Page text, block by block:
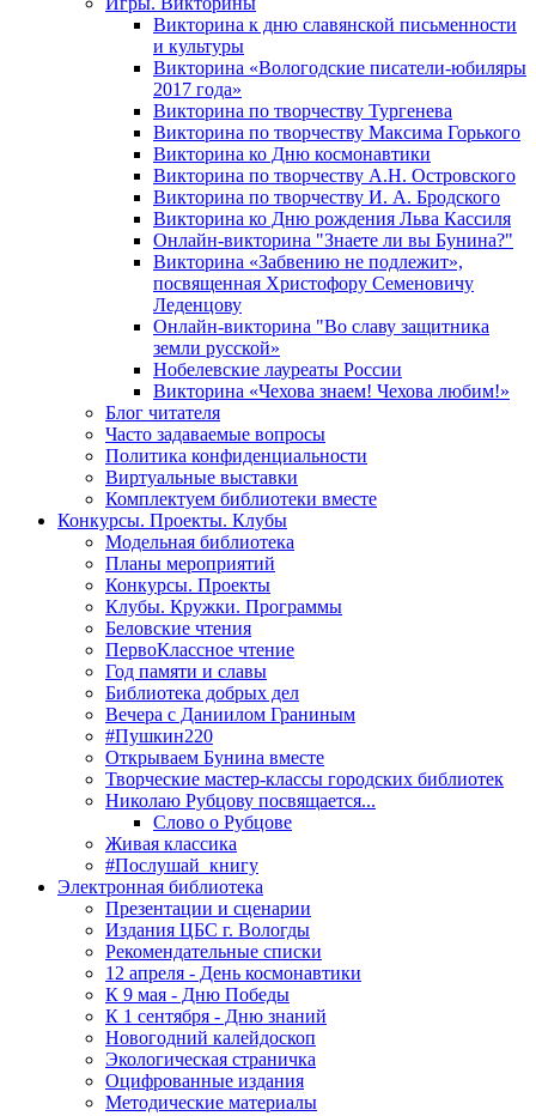
Викторина к дню славянской письменности
и культуры
Викторина «Вологодские писатели-юбиляры
2017 года»
Викторина по творчеству Тургенева
Викторина по творчеству Максима Горького
Викторина ко Дню космонавтики
Викторина по творчеству А.Н. Островского
Викторина по творчеству И. А. Бродского
Викторина ко Дню рождения Льва Кассиля
Онлайн-викторина "Знаете ли вы Бунина?"
Викторина «Забвению не подлежит»,
посвященная Христофору Семеновичу
Леденцову
Онлайн-викторина "Во славу защитника
земли русской»
Нобелевские лауреаты России
Викторина «Чехова знаем! Чехова любим!»
Блог читателя
Часто задаваемые вопросы
Политика конфиденциальности
Виртуальные выставки
Комплектуем библиотеки вместе
Конкурсы. Проекты. Клубы
Модельная библиотека
Планы мероприятий
Конкурсы. Проекты
Клубы. Кружки. Программы
Беловские чтения
ПервоКлассное чтение
Год памяти и славы
Библиотека добрых дел
Вечера с Даниилом Граниным
#Пушкин220
Открываем Бунина вместе
Творческие мастер-классы городских библиотек
Николаю Рубцову посвящается...
Слово о Рубцове
Живая классика
#Послушай_книгу
Электронная библиотека
Презентации и сценарии
Издания ЦБС г. Вологды
Рекомендательные списки
12 апреля - День космонавтики
К 9 мая - Дню Победы
К 1 сентября - Дню знаний
Новогодний калейдоскоп
Экологическая страничка
Оцифрованные издания
Методические материалы